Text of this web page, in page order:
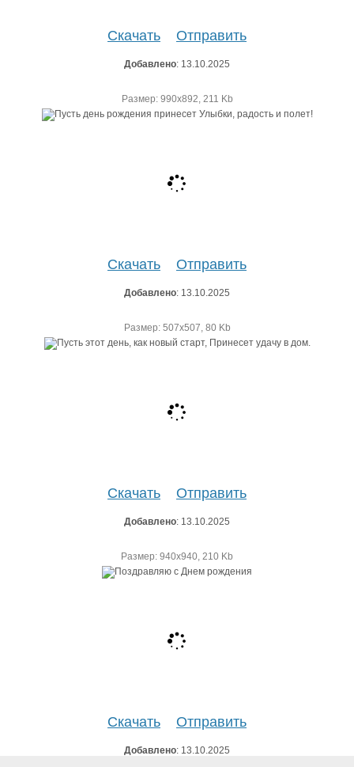
Скачать Отправить
Добавлено: 13.10.2025
Размер: 990х892, 211 Kb
Скачать Отправить
Добавлено: 13.10.2025
Размер: 507х507, 80 Kb
Скачать Отправить
Добавлено: 13.10.2025
Размер: 940х940, 210 Kb
Скачать Отправить
Добавлено: 13.10.2025